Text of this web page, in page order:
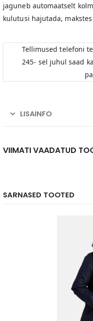
jaguneb automaatselt
kulutusi hajutada,
Tellimused telefoni
245- sel juhul saad
LISAINFO
VIIMATI VAADATUD
SARNASED TOOTED